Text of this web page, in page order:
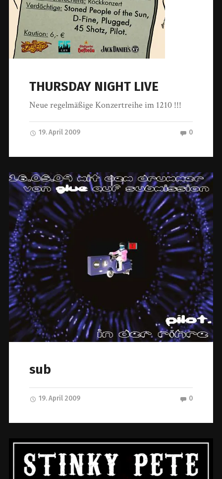
THURSDAY NIGHT LIVE
Neue regelmäßige Konzertreihe im 1210 !!!
19. April 2009 0
sub
19. April 2009 0